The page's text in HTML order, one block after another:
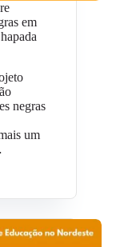
em
negras
um